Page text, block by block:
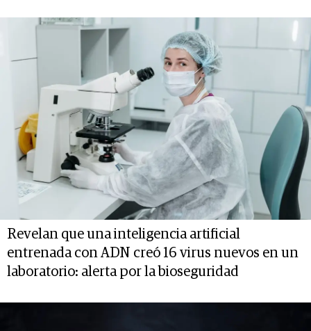
Revelan que una inteligencia artificial
entrenada con ADN creó 16 virus nuevos en un
laboratorio: alerta por la bioseguridad